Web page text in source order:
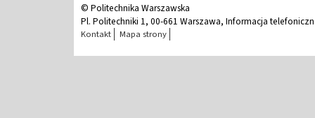
© Politechnika Warszawska
Pl. Politechniki 1, 00-661 Warszawa, Informacja
Kontakt Mapa strony